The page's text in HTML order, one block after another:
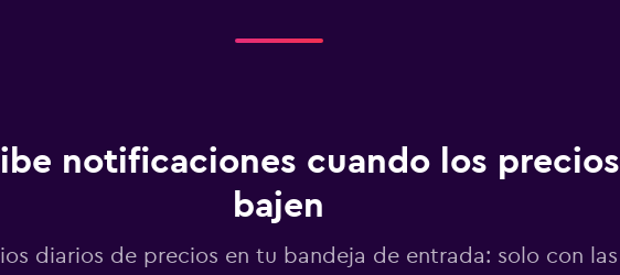
notificaciones cuando los precios
bajen
diarios de precios en tu bandeja de entrada: solo con las